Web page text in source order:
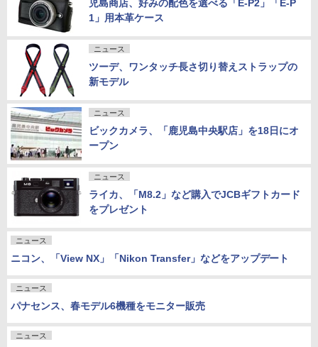
児島商店、好みの配色を選べる「E-P2」「E-P
1」用本革ケース
ニュース
ツーデ、ワンタッチ長さ切り替えストラップの
新モデル
ニュース
ビックカメラ、「鹿児島中央駅店」を18日にオ
ープン
ニュース
ライカ、「M8.2」など購入でJCBギフトカード
をプレゼント
ニュース
ニコン、「View NX」「Nikon Transfer」などをアップデート
ニュース
パナセンス、春モデル6機種をモニター販売
ニュース